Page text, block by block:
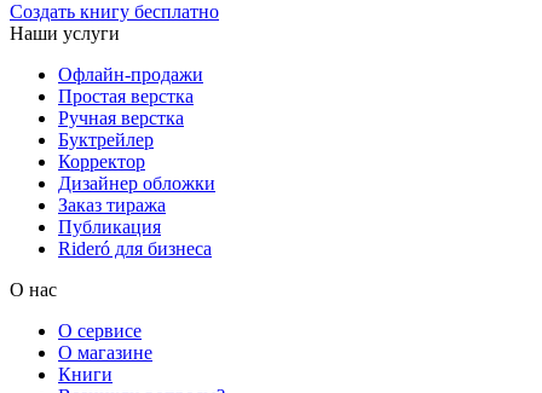
Создать книгу бесплатно
Наши услуги
Офлайн-продажи
Простая верстка
Ручная верстка
Буктрейлер
Корректор
Дизайнер обложки
Заказ тиража
Публикация
Rideró для бизнеса
О нас
О сервисе
О магазине
Книги